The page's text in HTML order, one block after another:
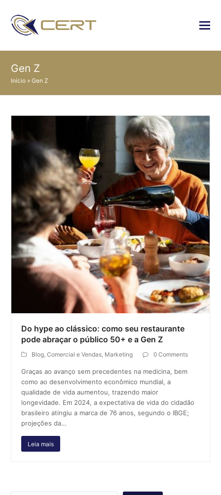
Gen Z
Início »Gen Z
Do hype ao clássico: como seu restaurante
pode abraçar o público 50+ e a Gen Z
Blog,Comercial e Vendas, Marketing 0 Comments
Graças ao avanço sem precedentes na medicina, bem
como ao desenvolvimento econômico mundial, a
qualidade de vida aumentou, trazendo maior
longevidade. Em 2024, a expectativa de vida do cidadão
brasileiro atingiu a marca de 76 anos, segundo o IBGE;
projeções da…
Leia mais